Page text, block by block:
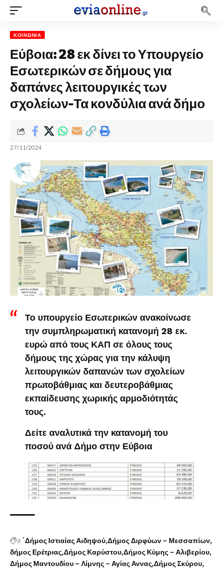
ΚΟΙΝΩΝΊΑ
Εύβοια: 28 εκ δίνει το Υπουργείο
Εσωτερικών σε δήμους για
δαπάνες λειτουργικές των
σχολείων-Τα κονδύλια ανά δήμο
27/11/2024
Το υπουργείο Εσωτερικών ανακοίνωσε
την συμπληρωματική κατανομή 28 εκ.
ευρώ από τους ΚΑΠ σε όλους τους
δήμους της χώρας για την κάλυψη
λειτουργικών δαπανών των σχολείων
πρωτοβάθμιας και δευτεροβάθμιας
εκπαίδευσης χωρικής αρμοδιότητάς
τους.
Δείτε αναλυτικά την κατανομή του
ποσού ανά Δήμο στην Εύβοια
# ΄Δήμος Ιστιαίας Αιδηψού Δήμος Διρφύων – Μεσσαπίων
δήμος Ερέτριας Δήμος Καρύστου Δήμος Κύμης – Αλιβερίου
Δήμος Μαντουδίου – Λίμνης – Αγίας Αννας Δήμος Σκύρου